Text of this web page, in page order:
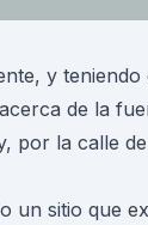
y
de la
por la calle
un sitio que